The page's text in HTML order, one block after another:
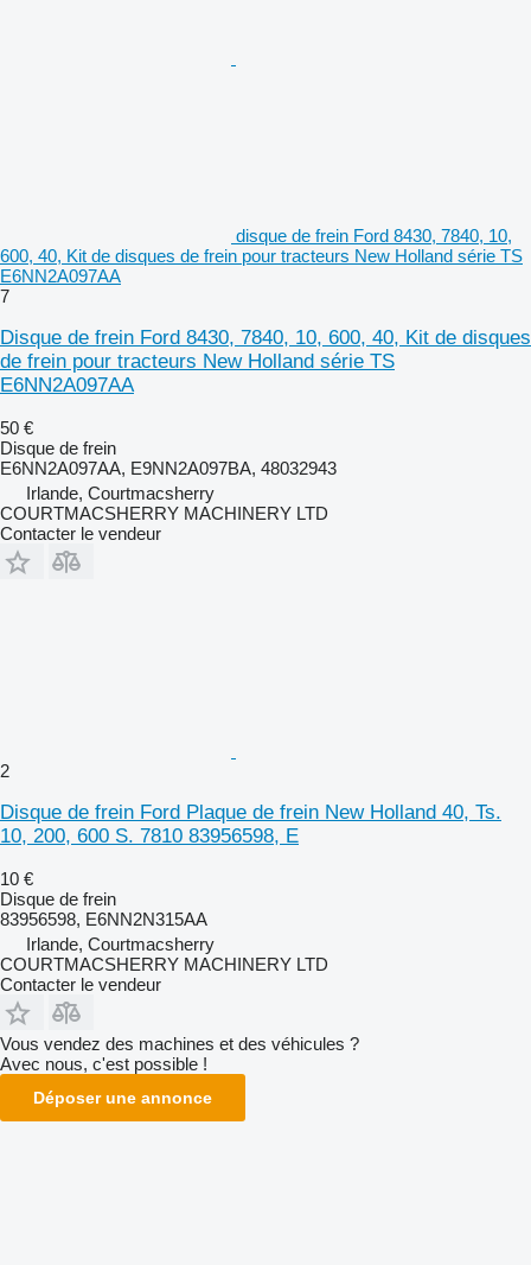
disque de frein Ford 8430, 7840, 10,
600, 40, Kit de disques de frein pour tracteurs New Holland série TS
E6NN2A097AA
7
Disque de frein Ford 8430, 7840, 10, 600, 40, Kit de disques
de frein pour tracteurs New Holland série TS
E6NN2A097AA
50 €
Disque de frein
E6NN2A097AA, E9NN2A097BA, 48032943
Irlande, Courtmacsherry
COURTMACSHERRY MACHINERY LTD
Contacter le vendeur
2
Disque de frein Ford Plaque de frein New Holland 40, Ts.
10, 200, 600 S. 7810 83956598, E
10 €
Disque de frein
83956598, E6NN2N315AA
Irlande, Courtmacsherry
COURTMACSHERRY MACHINERY LTD
Contacter le vendeur
Vous vendez des machines et des véhicules ?
Avec nous, c'est possible !
Déposer une annonce